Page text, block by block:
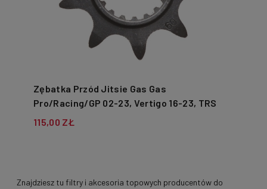
Zębatka Przód Jitsie Gas Gas
Pro/Racing/GP 02-23, Vertigo 16-23, TRS
One 16-18
115,00 ZŁ
Znajdziesz tu filtry i akcesoria topowych producentów do